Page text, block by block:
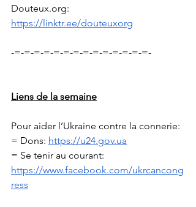
Douteux.org:
https://linktr.ee/douteuxorg
-=-=-=-=-=-=-=-=-=-=-=-=-=-=-
Liens de la semaine
Pour aider l’Ukraine contre la connerie:
= Dons: https://u24.gov.ua
= Se tenir au courant:
https://www.facebook.com/ukrcancong
ress